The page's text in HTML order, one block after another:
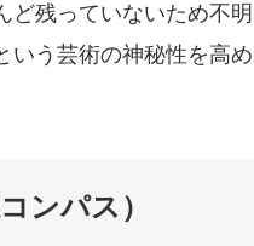
ど残っていないため不明
いう芸術の神秘性を高め
ンパス）